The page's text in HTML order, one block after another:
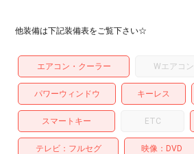
他装備は下記装備表をご覧下さい☆
エアコン・クーラー Wエアコン
パワーウィンドウ キーレス
スマートキー ETC
テレビ フルセグ 映像 DVD